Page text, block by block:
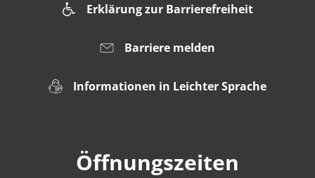
Erklärung zur Barrierefreiheit
Barriere melden
Informationen in Leichter Sprache
Öffnungszeiten